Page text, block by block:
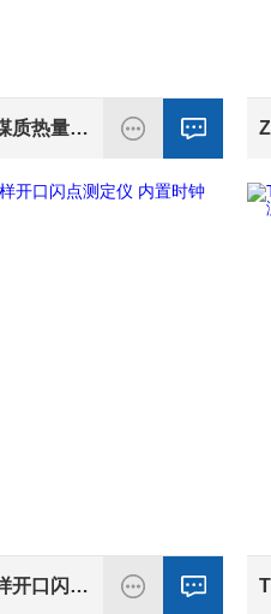
ZDHW-8R煤炭煤质热量触摸屏操作量热仪不锈钢箱体
TKSD-9天科油样开口闪点测定仪 内置时钟